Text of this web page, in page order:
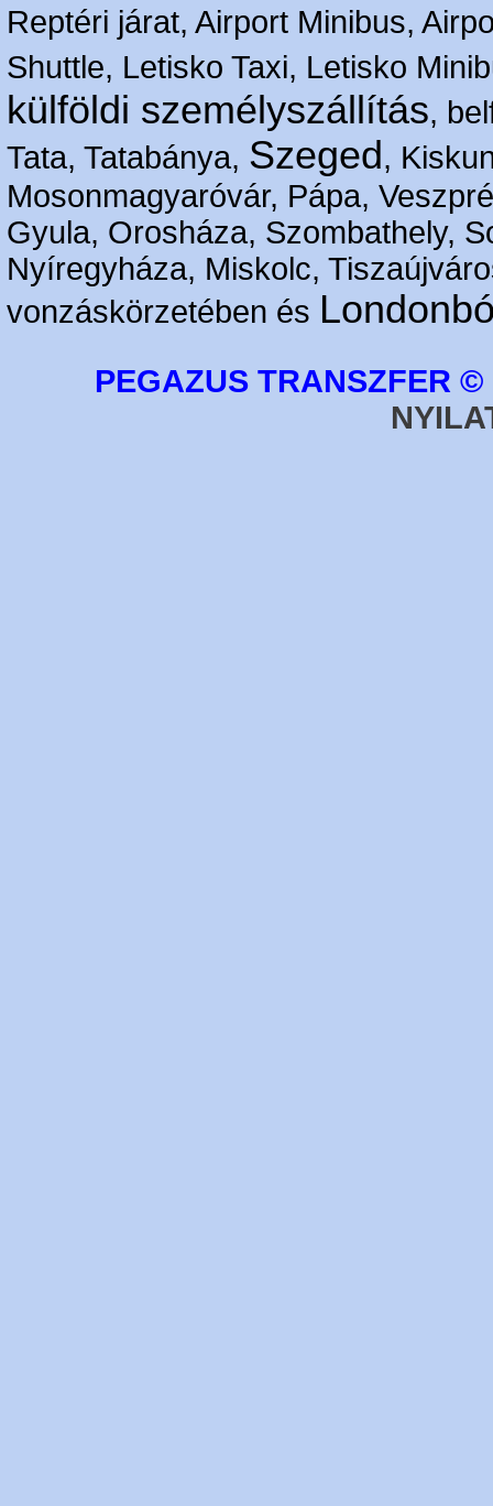
Reptéri járat, Airport Minibus,
Shuttle, Letisko Taxi, Letisko
külföldi személyszállítás,
Tata, Tatabánya, Szeged ,
Mosonmagyaróvár, Pápa,
Gyula, Orosháza, Szombathely,
Nyíregyháza, Miskolc,
vonzáskörzetében és
PEGAZUS TRANSZFER ©